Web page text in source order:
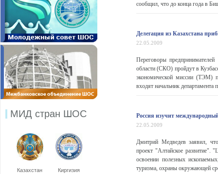
МИД стран ШОС
Казахстан Киргизия
сообщил, что до конца года в
Делегация из Казахстана
22.05.2009
Переговоры предпринимателей
области (СКО) пройдут в
экономической миссии (ТЭМ)
входят начальник
Россия изучит
22.05.2009
Дмитрий Медведев заявил,
проект "Алтайское развитие".
освоении полезных
туризма, охраны окружающей